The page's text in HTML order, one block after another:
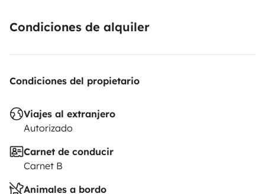
Condiciones de alquiler
Condiciones del propietario
Viajes al extranjero
Autorizado
Carnet de conducir
Carnet B
Animales a bordo